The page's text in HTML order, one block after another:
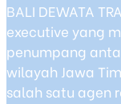
BALI DEWATA
executive yang
penumpang
wilayah Jawa
salah satu agen